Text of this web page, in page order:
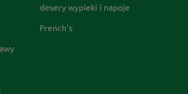
desery wypieki i napoje
French's